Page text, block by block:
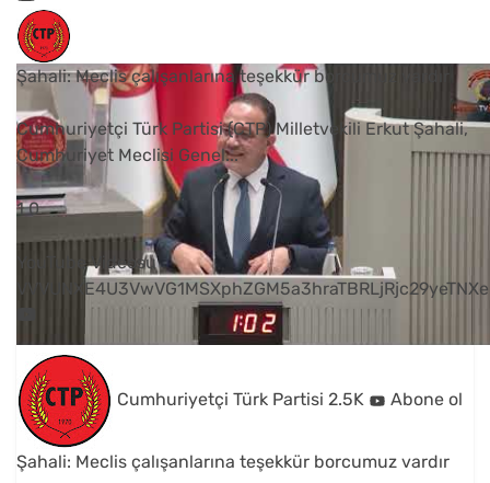
Şahali: Meclis çalışanlarına teşekkür borcumuz vardır
Cumhuriyetçi Türk Partisi (CTP) Milletvekili Erkut Şahali,
Cumhuriyet Meclisi Genel...
1 0
YouTube Videosu
Cumhuriyetçi Türk Partisi 2.5K Abone ol
Şahali: Meclis çalışanlarına teşekkür borcumuz vardır